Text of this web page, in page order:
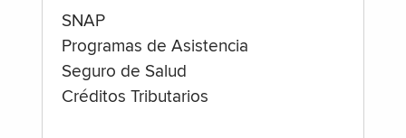
SNAP
Programas de Asistencia
Seguro de Salud
Créditos Tributarios